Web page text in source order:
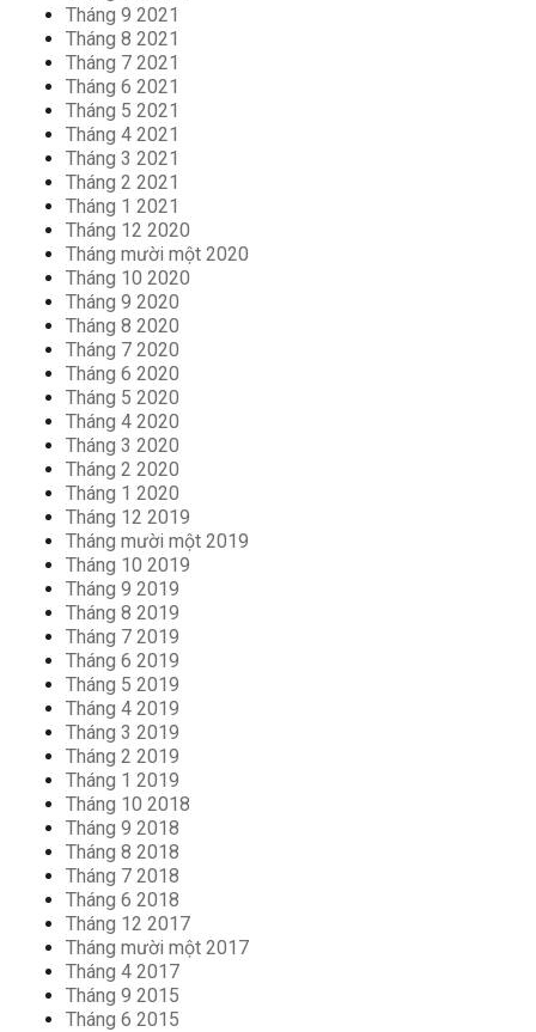
Tháng 9 2021
Tháng 8 2021
Tháng 7 2021
Tháng 6 2021
Tháng 5 2021
Tháng 4 2021
Tháng 3 2021
Tháng 2 2021
Tháng 1 2021
Tháng 12 2020
Tháng mười một 2020
Tháng 10 2020
Tháng 9 2020
Tháng 8 2020
Tháng 7 2020
Tháng 6 2020
Tháng 5 2020
Tháng 4 2020
Tháng 3 2020
Tháng 2 2020
Tháng 1 2020
Tháng 12 2019
Tháng mười một 2019
Tháng 10 2019
Tháng 9 2019
Tháng 8 2019
Tháng 7 2019
Tháng 6 2019
Tháng 5 2019
Tháng 4 2019
Tháng 3 2019
Tháng 2 2019
Tháng 1 2019
Tháng 10 2018
Tháng 9 2018
Tháng 8 2018
Tháng 7 2018
Tháng 6 2018
Tháng 12 2017
Tháng mười một 2017
Tháng 4 2017
Tháng 9 2015
Tháng 6 2015